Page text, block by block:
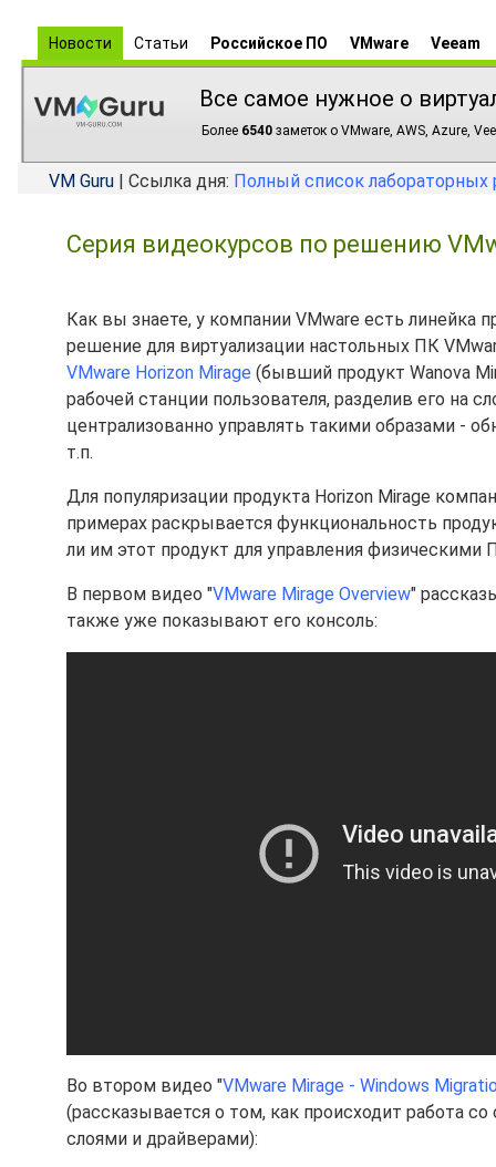
Новости Статьи Российское ПО VMware Veeam
Все самое нужное о
Более 6540 заметок о VMware, AWS, Azure,
VM Guru | Ссылка дня: Полный список лабораторных
Серия видеокурсов по решению
Как вы знаете, у компании VMware есть линейка
решение для виртуализации настольных ПК
VMware Horizon Mirage (бывший продукт Wanova
рабочей станции пользователя, разделив его на
централизованно управлять такими образами -
т.п.
Для популяризации продукта Horizon Mirage
примерах раскрывается функциональность
ли им этот продукт для управления физическими
В первом видео "VMware Mirage Overview"
также уже показывают его консоль:
Во втором видео "VMware Mirage - Windows
(рассказывается о том, как происходит работа
слоями и драйверами):